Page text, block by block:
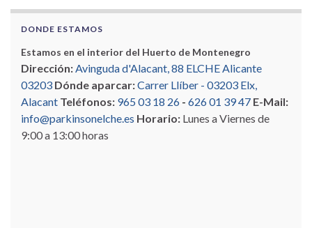
DONDE ESTAMOS
Estamos en el interior del Huerto de Montenegro
Dirección:Avinguda d'Alacant, 88 ELCHE Alicante
03203 Dónde aparcar:Carrer Llíber - 03203 Elx,
Alacant Teléfonos: 965 03 18 26 - 626 01 39 47 E-Mail:
info@parkinsonelche.es Horario: Lunes a Viernes de
9:00 a 13:00 horas